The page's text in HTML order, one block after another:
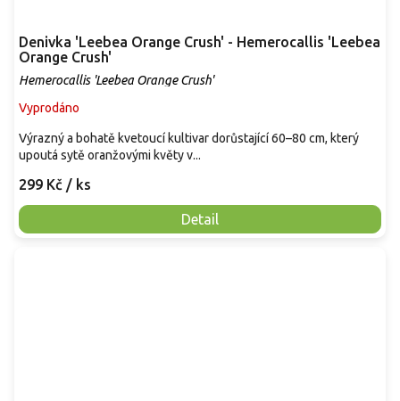
Denivka 'Leebea Orange Crush' - Hemerocallis 'Leebea
Orange Crush'
Hemerocallis 'Leebea Orange Crush'
Vyprodáno
299 Kč / ks
Detail
Výrazný a bohatě kvetoucí kultivar dorůstající 60–80 cm, který
upoutá sytě oranžovými květy v...